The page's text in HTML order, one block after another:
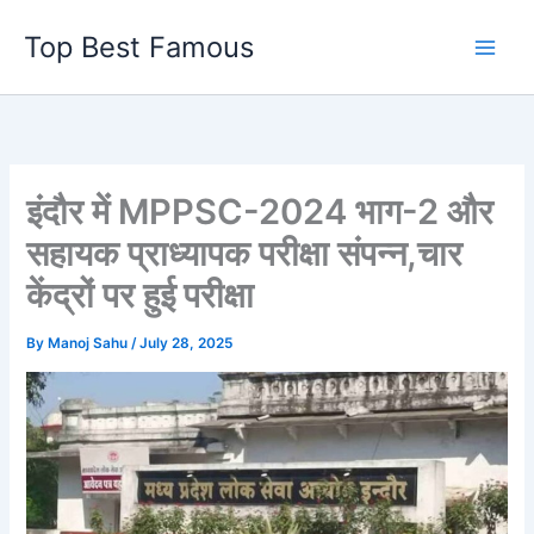
content
Top Best Famous
इंदौर में MPPSC-2024 भाग-2 और
सहायक प्राध्यापक परीक्षा संपन्न,चार
केंद्रों पर हुई परीक्षा
By Manoj Sahu/July 28, 2025